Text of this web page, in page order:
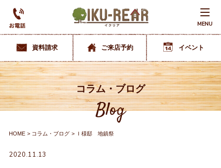
MENU
資料請求 ご来店予約 イベント
コラム・ブログ
Blog
HOME コラム・ブログ Ｉ様邸 地鎮祭
2020.11.13